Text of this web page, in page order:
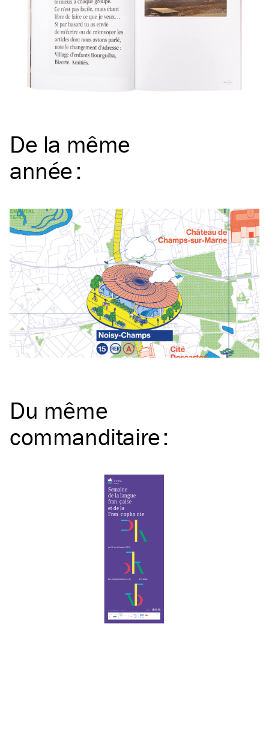
De la même
année:
Du même
commanditaire: